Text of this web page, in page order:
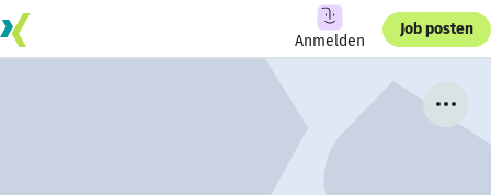
Anmelden
Job posten